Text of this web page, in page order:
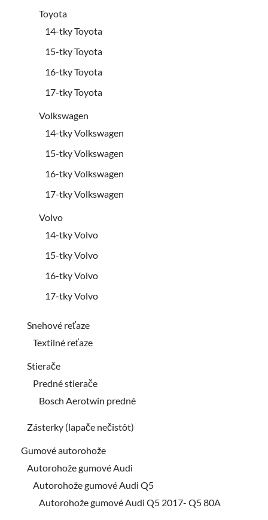
Toyota
14-tky Toyota
15-tky Toyota
16-tky Toyota
17-tky Toyota
Volkswagen
14-tky Volkswagen
15-tky Volkswagen
16-tky Volkswagen
17-tky Volkswagen
Volvo
14-tky Volvo
15-tky Volvo
16-tky Volvo
17-tky Volvo
Snehové reťaze
Textilné reťaze
Stierače
Predné stierače
Bosch Aerotwin predné
Zásterky (lapače nečistôt)
Gumové autorohože
Autorohože gumové Audi
Autorohože gumové Audi Q5
Autorohože gumové Audi Q5 2017- Q5 80A